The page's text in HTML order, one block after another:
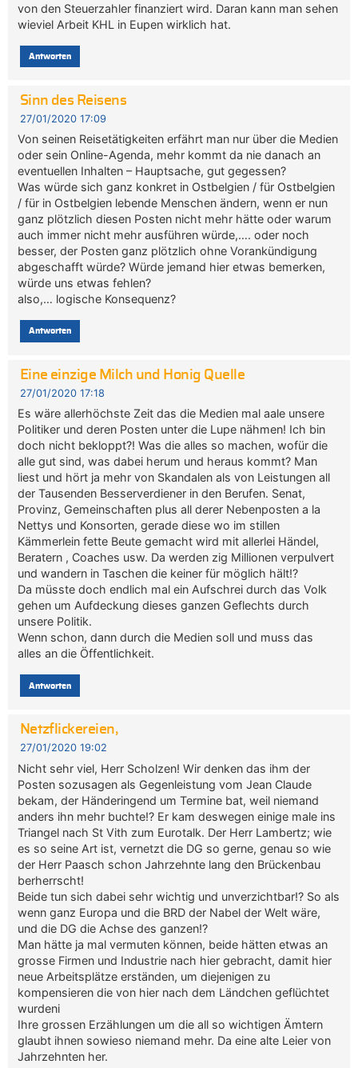
von den Steuerzahler finanziert wird. Daran kann man sehen
wieviel Arbeit KHL in Eupen wirklich hat.
Antworten
Sinn des Reisens
27/01/2020 17:09
Von seinen Reisetätigkeiten erfährt man nur über die Medien
oder sein Online-Agenda, mehr kommt da nie danach an
eventuellen Inhalten – Hauptsache, gut gegessen?
Was würde sich ganz konkret in Ostbelgien / für Ostbelgien
/ für in Ostbelgien lebende Menschen ändern, wenn er nun
ganz plötzlich diesen Posten nicht mehr hätte oder warum
auch immer nicht mehr ausführen würde,…. oder noch
besser, der Posten ganz plötzlich ohne Vorankündigung
abgeschafft würde? Würde jemand hier etwas bemerken,
würde uns etwas fehlen?
also,… logische Konsequenz?
Antworten
Eine einzige Milch und Honig Quelle
27/01/2020 17:18
Es wäre allerhöchste Zeit das die Medien mal aale unsere
Politiker und deren Posten unter die Lupe nähmen! Ich bin
doch nicht bekloppt?! Was die alles so machen, wofür die
alle gut sind, was dabei herum und heraus kommt? Man
liest und hört ja mehr von Skandalen als von Leistungen all
der Tausenden Besserverdiener in den Berufen. Senat,
Provinz, Gemeinschaften plus all derer Nebenposten a la
Nettys und Konsorten, gerade diese wo im stillen
Kämmerlein fette Beute gemacht wird mit allerlei Händel,
Beratern , Coaches usw. Da werden zig Millionen verpulvert
und wandern in Taschen die keiner für möglich hält!?
Da müsste doch endlich mal ein Aufschrei durch das Volk
gehen um Aufdeckung dieses ganzen Geflechts durch
unsere Politik.
Wenn schon, dann durch die Medien soll und muss das
alles an die Öffentlichkeit.
Antworten
Netzflickereien,
27/01/2020 19:02
Nicht sehr viel, Herr Scholzen! Wir denken das ihm der
Posten sozusagen als Gegenleistung vom Jean Claude
bekam, der Händeringend um Termine bat, weil niemand
anders ihn mehr buchte!? Er kam deswegen einige male ins
Triangel nach St Vith zum Eurotalk. Der Herr Lambertz; wie
es so seine Art ist, vernetzt die DG so gerne, genau so wie
der Herr Paasch schon Jahrzehnte lang den Brückenbau
berherrscht!
Beide tun sich dabei sehr wichtig und unverzichtbar!? So als
wenn ganz Europa und die BRD der Nabel der Welt wäre,
und die DG die Achse des ganzen!?
Man hätte ja mal vermuten können, beide hätten etwas an
grosse Firmen und Industrie nach hier gebracht, damit hier
neue Arbeitsplätze erständen, um diejenigen zu
kompensieren die von hier nach dem Ländchen geflüchtet
wurdeni
Ihre grossen Erzählungen um die all so wichtigen Ämtern
glaubt ihnen sowieso niemand mehr. Da eine alte Leier von
Jahrzehnten her.